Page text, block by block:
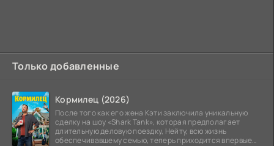
Только добавленные
Кормилец (2026)
После того как его жена Кэти заключила уникальную
сделку на шоу «Shark Tank», которая предполагает
длительную деловую поездку, Нейту, всю жизнь
обеспечивавшему семью, теперь приходится впервые